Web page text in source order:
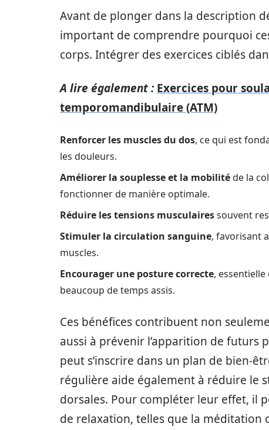
Avant de plonger dans la description
important de comprendre pourquoi
corps. Intégrer des exercices ciblés
A lire également : Exercices pour
temporomandibulaire (ATM)
Renforcer les muscles du dos, ce qui est
les douleurs.
Améliorer la souplesse et la mobilitéde la
fonctionner de manière optimale.
Réduire les tensions musculairessouvent
Stimuler la circulation sanguine, favorisant
muscles.
Encourager une posture correcte,
beaucoup de temps assis.
Ces bénéfices contribuent non
aussi à prévenir l’apparition de futurs
peut s’inscrire dans un plan de bien-
régulière aide également à réduire le
dorsales. Pour compléter leur effet, il
de relaxation, telles que la